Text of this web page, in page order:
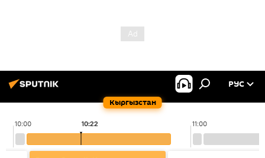
Кыргызстан
РУС
10:00 11:00
10:22